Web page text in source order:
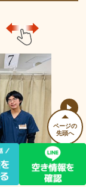
ページの
先頭へ